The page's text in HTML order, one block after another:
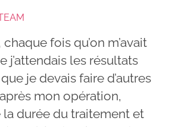
fois qu’on m’avait
j’attendais les résultats
je devais faire d’autres
mon opération,
durée du traitement et